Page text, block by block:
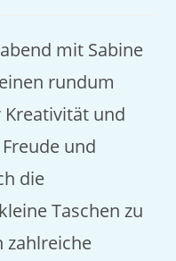
mit Sabine
rundum
und
und
die
Taschen zu
zahlreiche